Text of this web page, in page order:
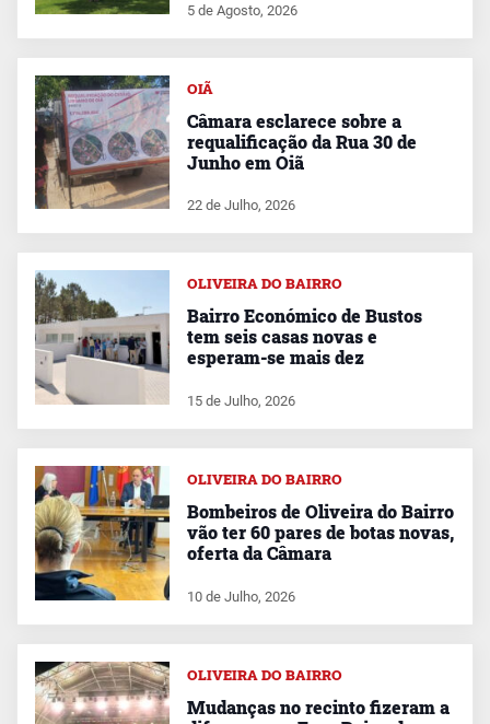
5 de Agosto, 2026
OIÃ
Câmara esclarece sobre a
requalificação da Rua 30 de
Junho em Oiã
22 de Julho, 2026
OLIVEIRA DO BAIRRO
Bairro Económico de Bustos
tem seis casas novas e
esperam-se mais dez
15 de Julho, 2026
OLIVEIRA DO BAIRRO
Bombeiros de Oliveira do Bairro
vão ter 60 pares de botas novas,
oferta da Câmara
10 de Julho, 2026
OLIVEIRA DO BAIRRO
Mudanças no recinto fizeram a